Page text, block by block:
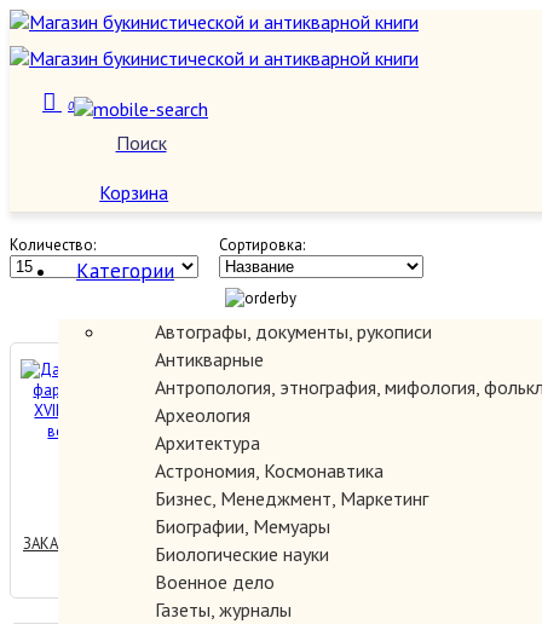
Поиск
0
Корзина
Категории
Автографы, документы, рукописи
Антикварные
Антропология, этнография, мифология,
Археология
Архитектура
Астрономия, Космонавтика
Бизнес, Менеджмент, Маркетинг
Биографии, Мемуары
Биологические науки
Военное дело
Газеты, журналы
Другие виды искусства
Количество: Сортировка:
Дальневосточный фарфор в
России. XVIII — начало XX
века. Каталог выставки.
1500.00 руб.
ЗАКАЗАТЬ